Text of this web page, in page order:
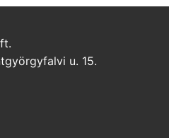
u. 15.